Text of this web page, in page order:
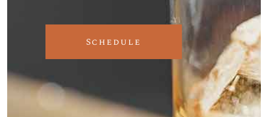
Schedule